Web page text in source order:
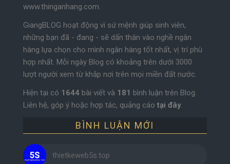
www.thinganhang.com.
GiangBLOG hoạt động vì sứ mệnh giúp sinh viên,
những bạn đã - đang - sẽ dấn thân vào nghề ngân
hàng lựa chọn cho mình ngân hàng tốt nhất, vị trí phù
hợp nhất. Mỗi ngày Blog có khoảng trên dưới 3000
lượt người xem từ khắp nơi trên mọi miền đất nước.
Hiện tại có 1644bài viết và 181 bình luận trên Blog.
Liên hệ, góp ý hoặc hợp tác, quảng cáotại đây.
BÌNH LUẬN MỚI
thietkeweb5s.top